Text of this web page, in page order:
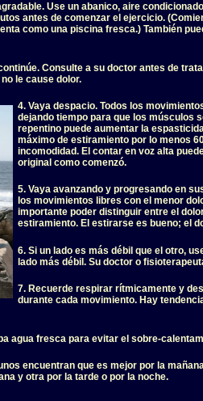
Use un abanico, aire
antes de comenzar el ejercicio.
como una piscina fresca.) También
Consulte a su doctor antes de
le cause dolor.
4. Vaya despacio. Todos los
dejando tiempo para que los músculos
repentino puede aumentar la
máximo de estiramiento por lo menos
incomodidad. El contar en voz alta
original como comenzó.
5. Vaya avanzando y progresando en
los movimientos libres con el menor
importante poder distinguir entre el
estiramiento. El estirarse es bueno; el
6. Si un lado es más débil que el otro,
lado más débil. Su doctor o
7. Recuerde respirar rítmicamente y
durante cada movimiento. Hay
agua fresca para evitar el sobre-
encuentran que es mejor por la
y otra por la tarde o por la noche.